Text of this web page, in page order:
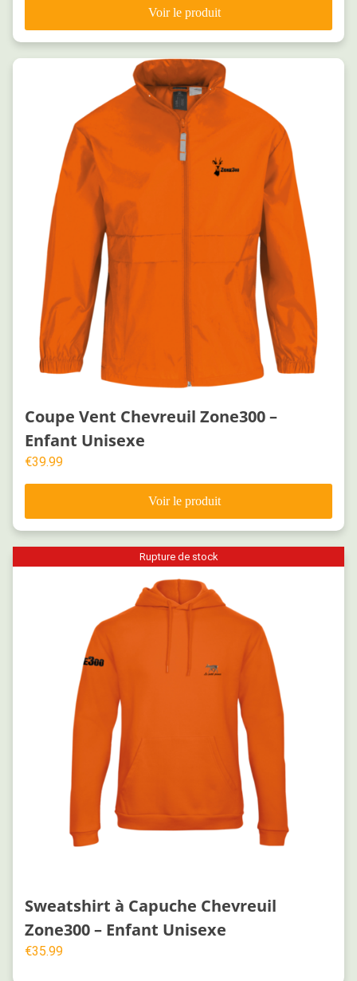
Coupe Vent Chevreuil Zone300 –
Enfant Unisexe
€39.99
Rupture de stock
Sweatshirt à Capuche Chevreuil
Zone300 – Enfant Unisexe
€35.99